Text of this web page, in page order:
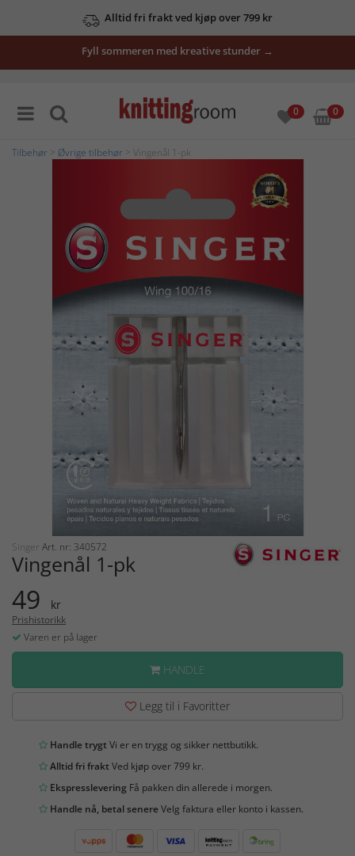
Alltid fri frakt ved kjøp over 799 kr
Fyll sommeren med kreative stunder →
0 0
Tilbehør Øvrige tilbehør > Vingenål 1-pk
Singer Art. nr: 340572
Vingenål 1-pk
49 kr
Prishistorikk
Varen er på lager
HANDLE
Legg til i Favoritter
Handle trygtVi er en trygg og sikker nettbutikk.
Alltid fri fraktVed kjøp over 799 kr.
Ekspresslevering Få pakken din allerede i morgen.
Handle nå, betal senereVelg faktura eller konto i kassen.